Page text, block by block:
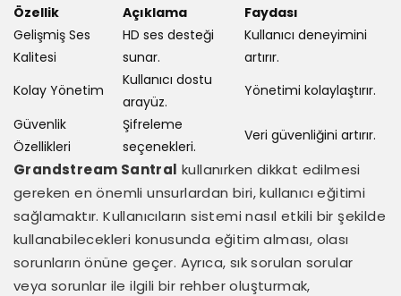
Özellik Açıklama
Faydası
Gelişmiş Ses
Kalitesi
HD ses desteği
sunar.
Kullanıcı deneyimini
artırır.
Kolay Yönetim
Kullanıcı dostu
arayüz.
Yönetimi kolaylaştırır.
Güvenlik
Özellikleri
Şifreleme
seçenekleri.
Veri güvenliğini artırır.
Grandstream Santral kullanırken dikkat edilmesi
gereken en önemli unsurlardan biri, kullanıcı eğitimi
sağlamaktır. Kullanıcıların sistemi nasıl etkili bir şekilde
kullanabilecekleri konusunda eğitim alması, olası
sorunların önüne geçer. Ayrıca, sık sorulan sorular
veya sorunlar ile ilgili bir rehber oluşturmak,